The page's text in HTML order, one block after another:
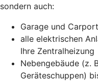
sondern auch:
Garage und Carport
alle elektrischen
Ihre Zentralheizung
Nebengebäude (z.
Geräteschuppen)